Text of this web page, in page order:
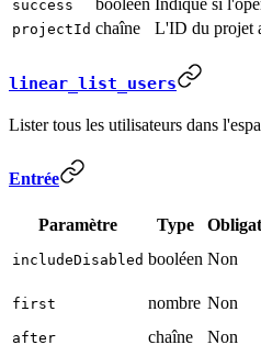
success booléen Indique si
projectId chaîne L'ID du projet
linear_list_users
Lister tous les utilisateurs dans
Entrée
Paramètre Type
includeDisabled booléen Non
first nombre Non
after chaîne Non